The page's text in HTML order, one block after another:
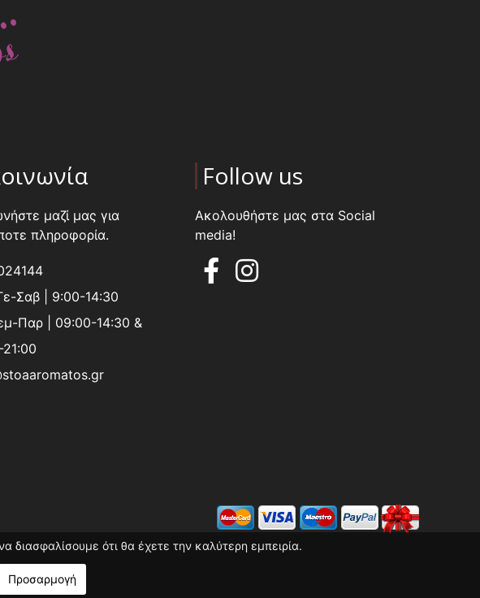
μαζί μας για
πληροφορία.
Σαβ | 9:00-14:30
Παρ | 09:00-14:30 &
21:00
Follow us
Ακολουθήστε μας στα Social
media!
διασφαλίσουμε ότι θα έχετε την καλύτερη εμπειρία.
Προσαρμογή